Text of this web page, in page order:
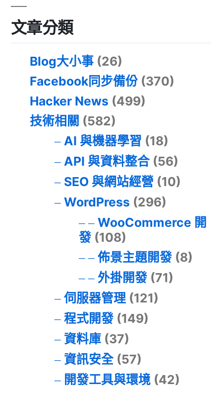
文章分類
Blog大小事 (26)
Facebook同步備份 (370)
Hacker News (499)
技術相關 (582)
AI 與機器學習 (18)
API 與資料整合(56)
SEO 與網站經營 (10)
WordPress (296)
WooCommerce 開
發(108)
佈景主題開發(8)
外掛開發(71)
伺服器管理(121)
程式開發(149)
資料庫(37)
資訊安全(57)
開發工具與環境(42)